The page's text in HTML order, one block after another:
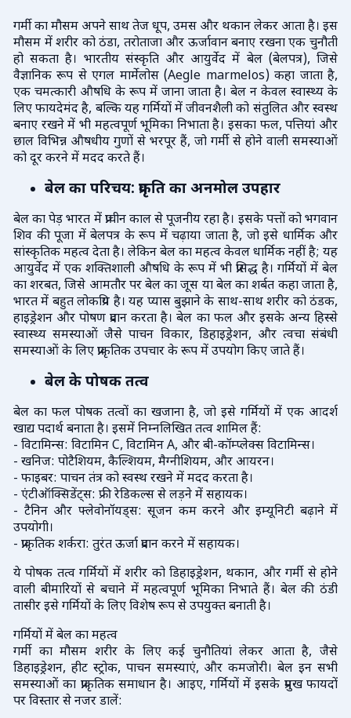
गर्मी का मौसम अपने साथ तेज धूप, उमस और थकान लेकर आता है। इस
मौसम में शरीर को ठंडा, तरोताजा और ऊर्जावान बनाए रखना एक चुनौती
हो सकता है। भारतीय संस्कृति और आयुर्वेद में बेल (बेलपत्र), जिसे
वैज्ञानिक रूप से एगल मार्मेलोस (Aegle marmelos) कहा जाता है,
एक चमत्कारी औषधि के रूप में जाना जाता है। बेल न केवल स्वास्थ्य के
लिए फायदेमंद है, बल्कि यह गर्मियों में जीवनशैली को संतुलित और स्वस्थ
बनाए रखने में भी महत्वपूर्ण भूमिका निभाता है। इसका फल, पत्तियां और
छाल विभिन्न औषधीय गुणों से भरपूर हैं, जो गर्मी से होने वाली समस्याओं
को दूर करने में मदद करते हैं।
बेल का परिचय: प्रकृति का अनमोल उपहार
बेल का पेड़ भारत में प्राचीन काल से पूजनीय रहा है। इसके पत्तों को भगवान
शिव की पूजा में बेलपत्र के रूप में चढ़ाया जाता है, जो इसे धार्मिक और
सांस्कृतिक महत्व देता है। लेकिन बेल का महत्व केवल धार्मिक नहीं है; यह
आयुर्वेद में एक शक्तिशाली औषधि के रूप में भी प्रसिद्ध है। गर्मियों में बेल
का शरबत, जिसे आमतौर पर बेल का जूस या बेल का शर्बत कहा जाता है,
भारत में बहुत लोकप्रिय है। यह प्यास बुझाने के साथ-साथ शरीर को ठंडक,
हाइड्रेशन और पोषण प्रदान करता है। बेल का फल और इसके अन्य हिस्से
स्वास्थ्य समस्याओं जैसे पाचन विकार, डिहाइड्रेशन, और त्वचा संबंधी
समस्याओं के लिए प्राकृतिक उपचार के रूप में उपयोग किए जाते हैं।
बेल के पोषक तत्व
बेल का फल पोषक तत्वों का खजाना है, जो इसे गर्मियों में एक आदर्श
खाद्य पदार्थ बनाता है। इसमें निम्नलिखित तत्व शामिल हैं:
- विटामिन्स: विटामिन C, विटामिन A, और बी-कॉम्प्लेक्स विटामिन्स।
- खनिज: पोटैशियम, कैल्शियम, मैग्नीशियम, और आयरन।
- फाइबर: पाचन तंत्र को स्वस्थ रखने में मदद करता है।
- एंटीऑक्सिडेंट्स: फ्री रेडिकल्स से लड़ने में सहायक।
- टैनिन और फ्लेवोनॉयड्स: सूजन कम करने और इम्यूनिटी बढ़ाने में
उपयोगी।
- प्राकृतिक शर्करा: तुरंत ऊर्जा प्रदान करने में सहायक।
ये पोषक तत्व गर्मियों में शरीर को डिहाइड्रेशन, थकान, और गर्मी से होने
वाली बीमारियों से बचाने में महत्वपूर्ण भूमिका निभाते हैं। बेल की ठंडी
तासीर इसे गर्मियों के लिए विशेष रूप से उपयुक्त बनाती है।
गर्मियों में बेल का महत्व
गर्मी का मौसम शरीर के लिए कई चुनौतियां लेकर आता है, जैसे
डिहाइड्रेशन, हीट स्ट्रोक, पाचन समस्याएं, और कमजोरी। बेल इन सभी
समस्याओं का प्राकृतिक समाधान है। आइए, गर्मियों में इसके प्रमुख फायदों
पर विस्तार से नजर डालें: